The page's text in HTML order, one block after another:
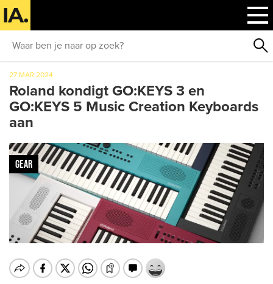
27 MAR 2024
Roland kondigt GO:KEYS 3 en
GO:KEYS 5 Music Creation Keyboards
aan
GEAR